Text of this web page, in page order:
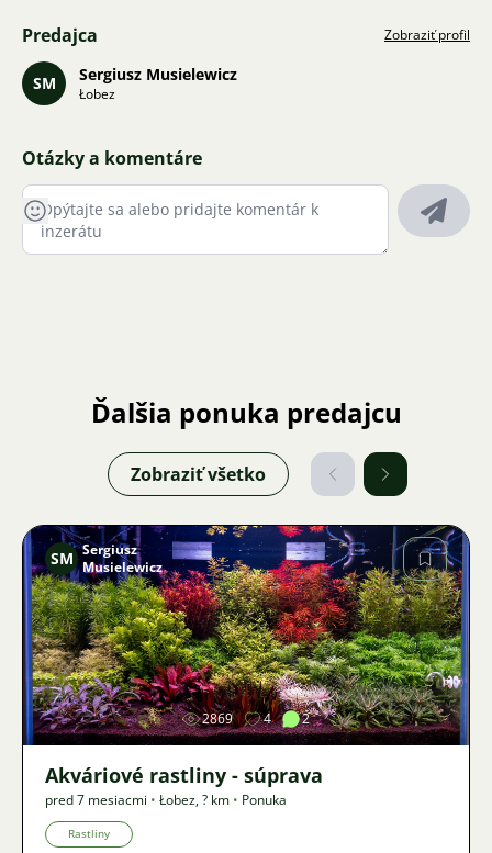
Predajca Zobraziť profil
SM Sergiusz Musielewicz
Łobez
Otázky a komentáre
Ďalšia ponuka predajcu
Zobraziť všetko
Obrázok
SM Sergiusz
Musielewicz
2869 4 2
Akváriové rastliny - súprava
pred 7 mesiacmi • Łobez,? km • Ponuka
Rastliny